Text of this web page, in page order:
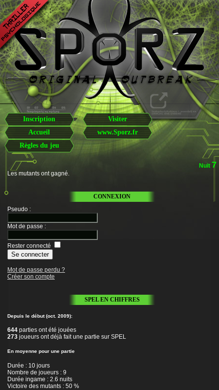
Inscription
Visiter
Accueil
www.Sporz.fr
Règles du jeu
Nuit 7
Les mutants ont gagné.
CONNEXION
Pseudo :
Mot de passe :
Rester connecté
Mot de passe perdu ?
Créer son compte
SPEL EN CHIFFRES
Depuis le début (oct. 2009):
644 parties ont été jouées
273 joueurs ont déjà fait une partie sur SPEL
En moyenne pour une partie
Durée : 10 jours
Nombre de joueurs : 9
Durée ingame : 2.6 nuits
Victoire des mutants : 50 %